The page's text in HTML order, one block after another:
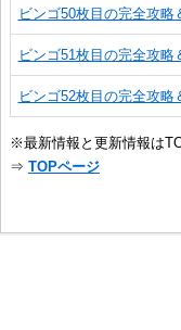
ビンゴ50枚目の完全攻略
ビンゴ51枚目の完全攻略
ビンゴ52枚目の完全攻略
※最新情報と更新情報は
⇒ TOPページ